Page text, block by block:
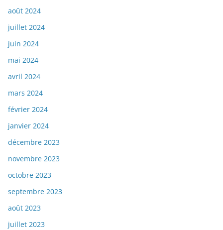
août 2024
juillet 2024
juin 2024
mai 2024
avril 2024
mars 2024
février 2024
janvier 2024
décembre 2023
novembre 2023
octobre 2023
septembre 2023
août 2023
juillet 2023